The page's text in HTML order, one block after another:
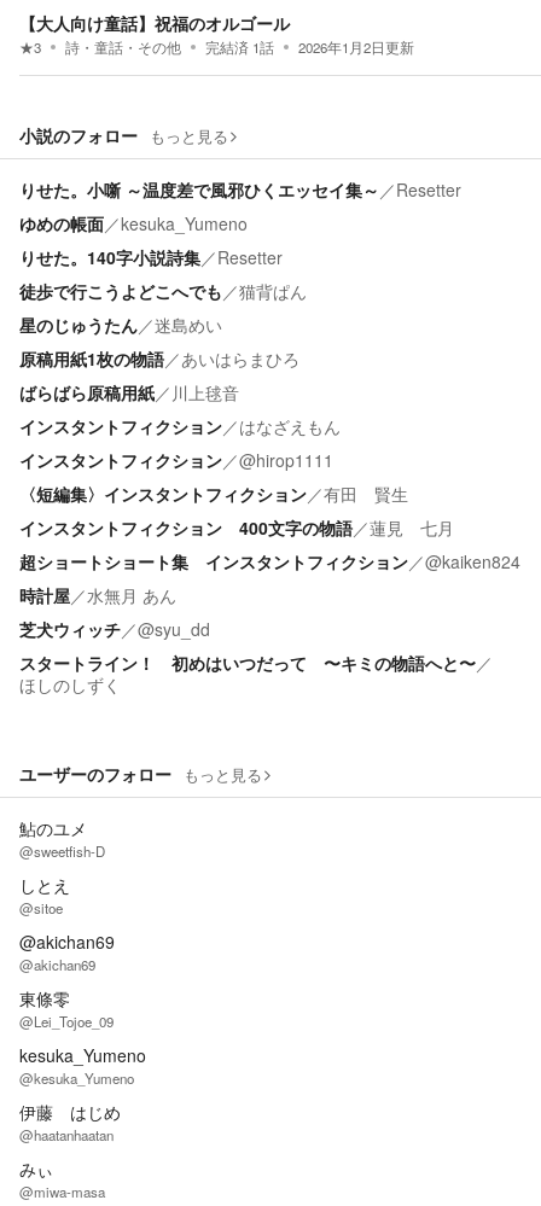
【大人向け童話】祝福のオルゴール
★3 詩・童話・その他 完結済 1話 2026年1月2日更新
小説のフォロー もっと見る
りせた。小噺 ～温度差で風邪ひくエッセイ集～ ／Resetter
ゆめの帳面／kesuka_Yumeno
りせた。140字小説詩集／Resetter
徒歩で行こうよどこへでも／猫背ぱん
星のじゅうたん／迷島めい
原稿用紙1枚の物語／あいはらまひろ
ばらばら原稿用紙／ 川上毬音
インスタントフィクション／はなざえもん
インスタントフィクション／@hirop1111
〈短編集〉インスタントフィクション／有田 賢生
インスタントフィクション 400文字の物語／蓮見 七月
超ショートショート集 インスタントフィクション／@kaiken824
時計屋／水無月 あん
芝犬ウィッチ／@syu_dd
スタートライン！ 初めはいつだって 〜キミの物語へと〜／
ほしのしずく
ユーザーのフォロー もっと見る
鮎のユメ
@sweetfish-D
しとえ
@sitoe
@akichan69
@akichan69
東條零
@Lei_Tojoe_09
kesuka_Yumeno
@kesuka_Yumeno
伊藤 はじめ
@haatanhaatan
みぃ
@miwa-masa